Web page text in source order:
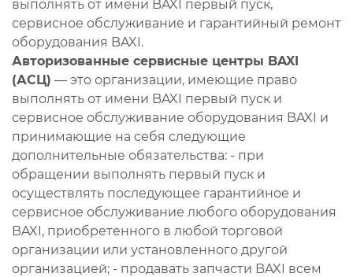
выполнять от имени BAXI первый пуск,
сервисное обслуживание и гарантийный ремонт
оборудования BAXI.
Авторизованные сервисные центры BAXI
(АСЦ) — это организации, имеющие право
выполнять от имени BAXI первый пуск и
сервисное обслуживание оборудования BAXI и
принимающие на себя следующие
дополнительные обязательства: - при
обращении выполнять первый пуск и
осуществлять последующее гарантийное и
сервисное обслуживание любого оборудования
BAXI, приобретенного в любой торговой
организации или установленного другой
организацией; - продавать запчасти BAXI всем